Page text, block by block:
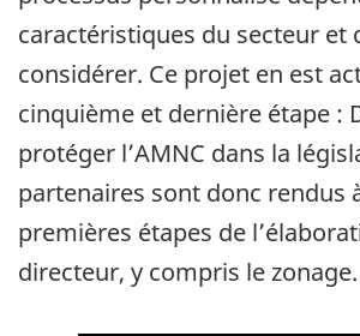
caractéristiques du secteur et
considérer. Ce projet en est
cinquième et dernière étape :
protéger l’AMNC dans la
partenaires sont donc rendus
premières étapes de
directeur, y compris le zonage.